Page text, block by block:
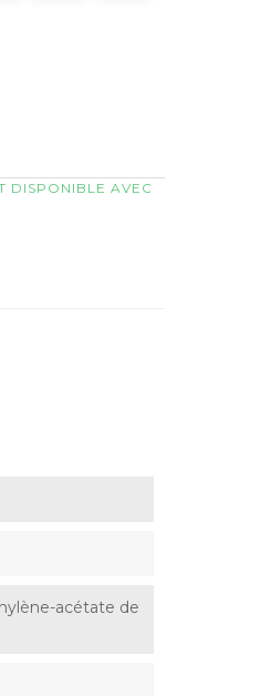
DISPONIBLE AVEC
acétate de